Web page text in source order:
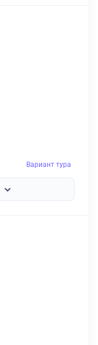
Вариант тура